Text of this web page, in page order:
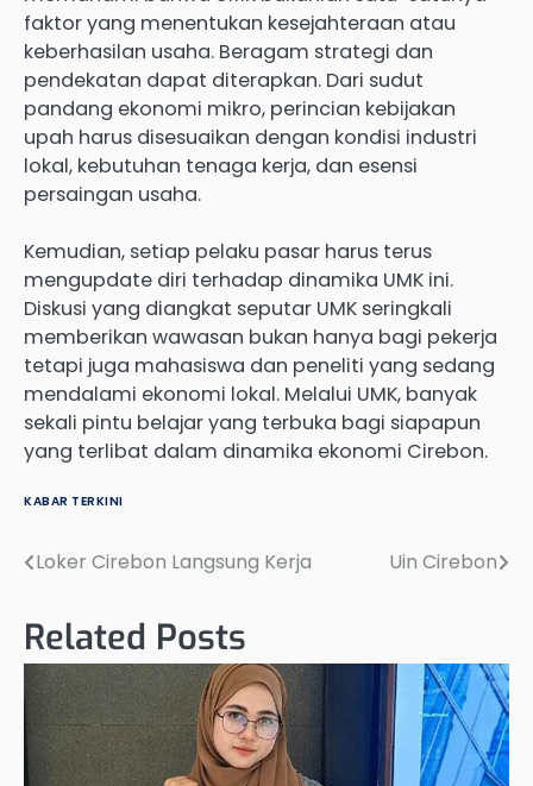
faktor yang menentukan kesejahteraan atau
keberhasilan usaha. Beragam strategi dan
pendekatan dapat diterapkan. Dari sudut
pandang ekonomi mikro, perincian kebijakan
upah harus disesuaikan dengan kondisi industri
lokal, kebutuhan tenaga kerja, dan esensi
persaingan usaha.
Kemudian, setiap pelaku pasar harus terus
mengupdate diri terhadap dinamika UMK ini.
Diskusi yang diangkat seputar UMK seringkali
memberikan wawasan bukan hanya bagi pekerja
tetapi juga mahasiswa dan peneliti yang sedang
mendalami ekonomi lokal. Melalui UMK, banyak
sekali pintu belajar yang terbuka bagi siapapun
yang terlibat dalam dinamika ekonomi Cirebon.
KABAR TERKINI
Post
Loker Cirebon Langsung Kerja Uin Cirebon
Related Posts